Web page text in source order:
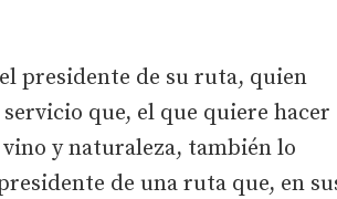
presidente de su ruta, quien
que, el que quiere hacer
y naturaleza, también lo
de una ruta que, en